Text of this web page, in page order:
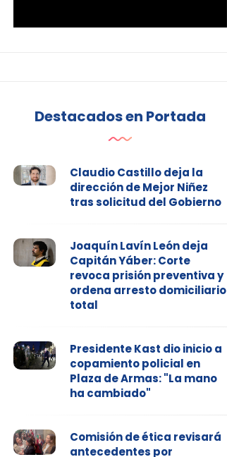
Destacados en Portada
Claudio Castillo deja la
dirección de Mejor Niñez
tras solicitud del Gobierno
Joaquín Lavín León deja
Capitán Yáber: Corte
revoca prisión preventiva y
ordena arresto domiciliario
total
Presidente Kast dio inicio a
copamiento policial en
Plaza de Armas: "La mano
ha cambiado"
Comisión de ética revisará
antecedentes por